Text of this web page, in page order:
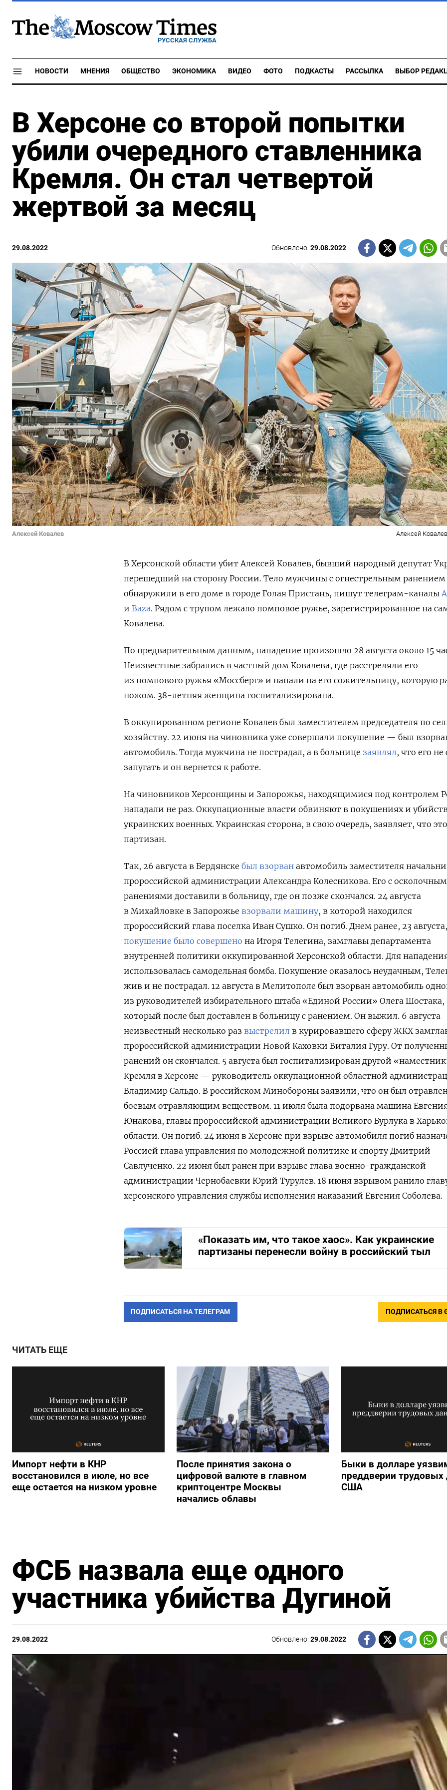
РУССКАЯ СЛУЖБА
НОВОСТИ МНЕНИЯ ОБЩЕСТВО ЭКОНОМИКА ВИДЕО ФОТО ПОДКАСТЫ РАССЫЛКА ВЫБОР
В Херсоне со второй попытки
убили очередного ставленника
Кремля. Он стал четвертой
жертвой за месяц
29.08.2022 Обновлено:29.08.2022
Алексей Ковалев Алексей
В Херсонской области убит Алексей Ковалев, бывший народный депутат
перешедший на сторону России. Тело мужчины с огнестрельным ранением
обнаружили в его доме в городе Голая Пристань, пишут телеграм-каналы
и Baza. Рядом с трупом лежало помповое ружье, зарегистрированное на
Ковалева.
По предварительным данным, нападение произошло 28 августа около 15
Неизвестные забрались в частный дом Ковалева, где расстреляли его
из помпового ружья «Моссберг» и напали на его сожительницу, которую
ножом. 38-летняя женщина госпитализирована.
В оккупированном регионе Ковалев был заместителем председателя по
хозяйству. 22 июня на чиновника уже совершали покушение — был
автомобиль. Тогда мужчина не пострадал, а в больнице заявлял, что его не
запугать и он вернется к работе.
На чиновников Херсонщины и Запорожья, находящимися под контролем
нападали не раз. Оккупационные власти обвиняют в покушениях и
украинских военных. Украинская сторона, в свою очередь, заявляет, что
партизан.
Так, 26 августа в Бердянске был взорван автомобиль заместителя
пророссийской администрации Александра Колесникова. Его с
ранениями доставили в больницу, где он позже скончался. 24 августа
в Михайловке в Запорожье взорвали машину, в которой находился
пророссийский глава поселка Иван Сушко. Он погиб. Днем ранее, 23 августа,
покушение было совершено на Игоря Телегина, замглавы департамента
внутренней политики оккупированной Херсонской области. Для
использовалась самодельная бомба. Покушение оказалось неудачным,
жив и не пострадал. 12 августа в Мелитополе был взорван автомобиль
из руководителей избирательного штаба «Единой России» Олега Шостака,
который после был доставлен в больницу с ранением. Он выжил. 6 августа
неизвестный несколько раз выстрелил в курировавшего сферу ЖКХ
пророссийской администрации Новой Каховки Виталия Гуру. От
ранений он скончался. 5 августа был госпитализирован другой
Кремля в Херсоне — руководитель оккупационной областной
Владимир Сальдо. В российском Минобороны заявили, что он был
боевым отравляющим веществом. 11 июля была подорвана машина
Юнакова, главы пророссийской администрации Великого Бурлука в
области. Он погиб. 24 июня в Херсоне при взрыве автомобиля погиб
Россией глава управления по молодежной политике и спорту Дмитрий
Савлученко. 22 июня был ранен при взрыве глава военно-гражданской
администрации Чернобаевки Юрий Турулев. 18 июня взрывом ранило
херсонского управления службы исполнения наказаний Евгения Соболева.
«Показать им, что такое хаос». Как украинские
партизаны перенесли войну в российский тыл
ПОДПИСАТЬСЯ НА ТЕЛЕГРАМ ПОДПИСАТЬСЯ В
ЧИТАТЬ ЕЩЕ
Импорт нефти в КНР
восстановился в июле, но все
еще остается на низком уровне
После принятия закона о
цифровой валюте в главном
криптоцентре Москвы
начались облавы
Быки в долларе
преддверии
США
ФСБ назвала еще одного
участника убийства Дугиной
29.08.2022 Обновлено:29.08.2022